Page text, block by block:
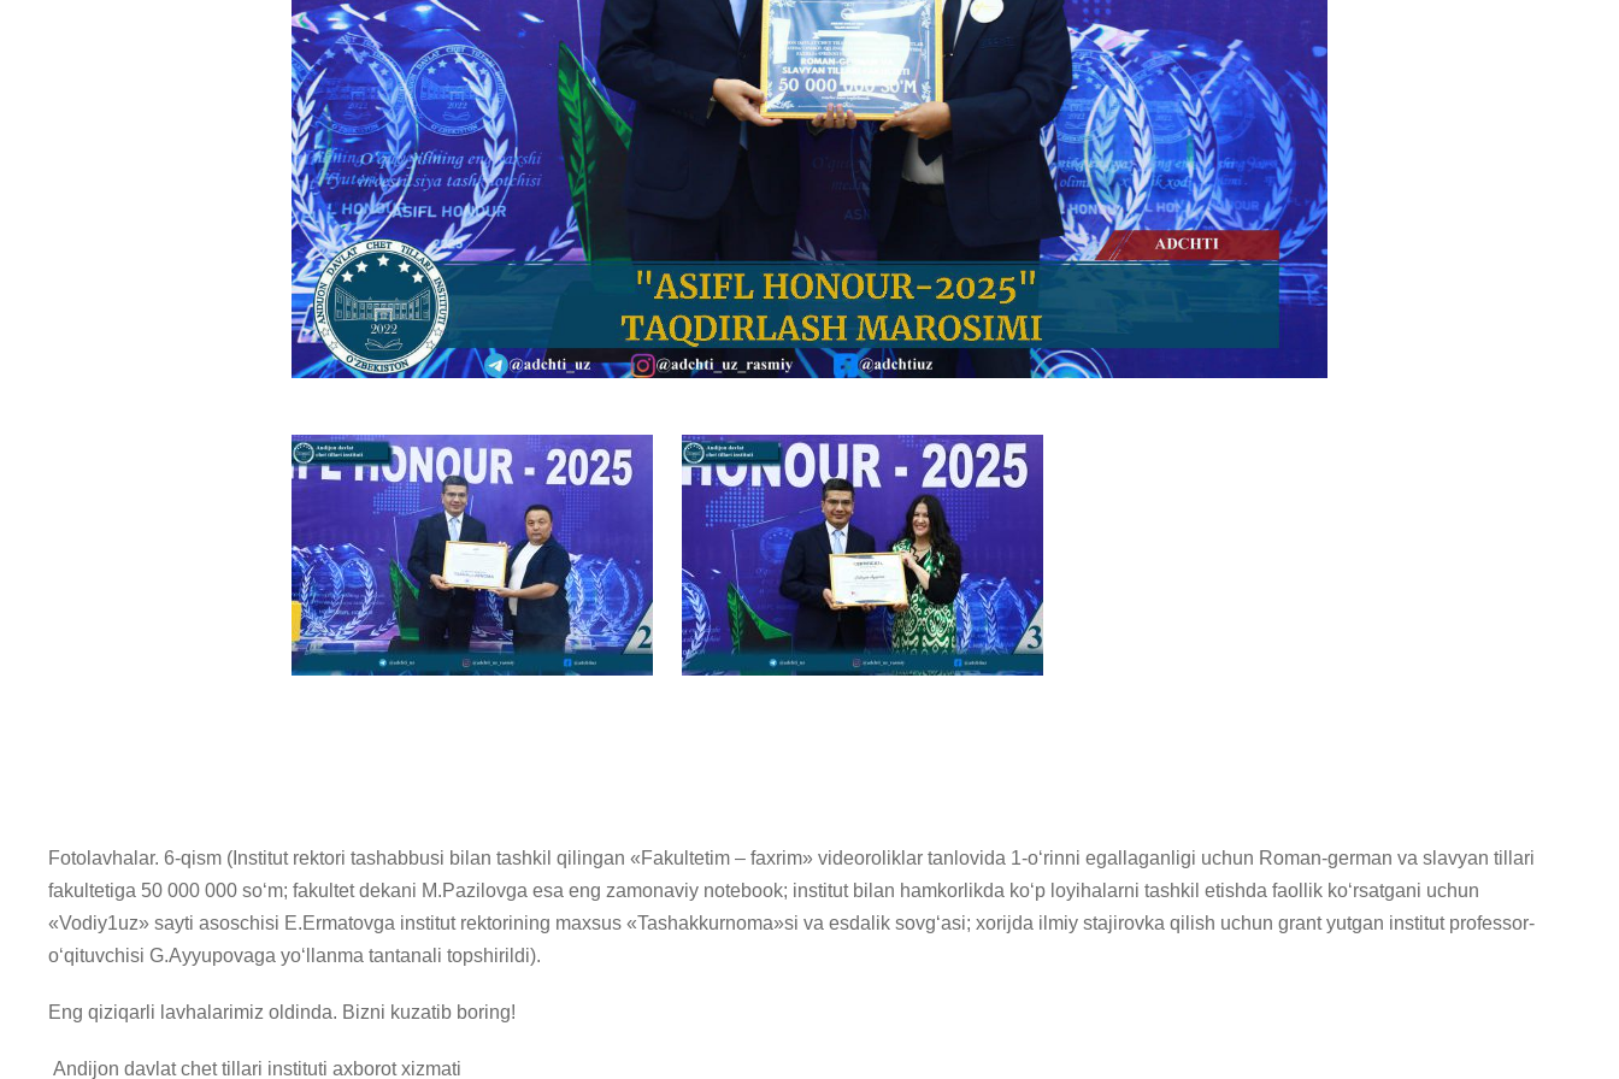
Fotolavhalar. 6-qism (Institut rektori tashabbusi bilan tashkil qilingan «Fakultetim – faxrim» videoroliklar tanlovida 1-oʻrinni egallaganligi uchun Roman-german va slavyan tillari
fakultetiga 50 000 000 soʻm; fakultet dekani M.Pazilovga esa eng zamonaviy notebook; institut bilan hamkorlikda koʻp loyihalarni tashkil etishda faollik koʻrsatgani uchun
«Vodiy1uz» sayti asoschisi E.Ermatovga institut rektorining maxsus «Tashakkurnoma»si va esdalik sovgʻasi; xorijda ilmiy stajirovka qilish uchun grant yutgan institut professor-
oʻqituvchisi G.Ayyupovaga yoʻllanma tantanali topshirildi).
Eng qiziqarli lavhalarimiz oldinda. Bizni kuzatib boring!
Andijon davlat chet tillari instituti axborot xizmati